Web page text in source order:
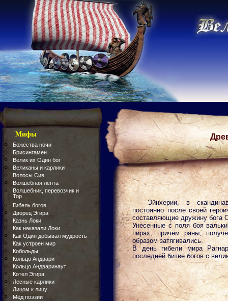
Мифы
Божества ночи
Брисингамен
Велик их Один бог
Великаны и карлики
Волосы Сив
Волшебная лента
Волшебник, перевозчик и
Тор
Гибель богов
Дворец Эгира
Казнь Локи
Как наказали Локи
Как Один добывал мудрость
Как устроен мир
Кобольды
Кольцо Андвари
Кольцо Андваринаут
Котел Эгира
Лесные карлики
Лицом к лицу
Мёд поэзии
Эйнхерии, в
постоянно после своей
составляющие дружину бога
Унесенные с поля боя
пирах, причем раны,
образом затягивались.
В день гибели мира
последней битве богов с